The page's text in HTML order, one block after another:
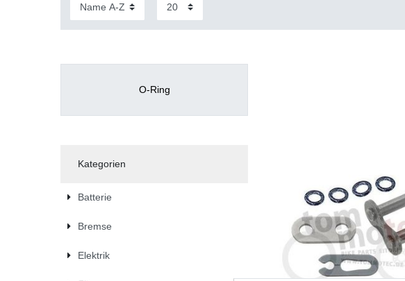
O-Ring
Kategorien
Batterie
Bremse
Elektrik